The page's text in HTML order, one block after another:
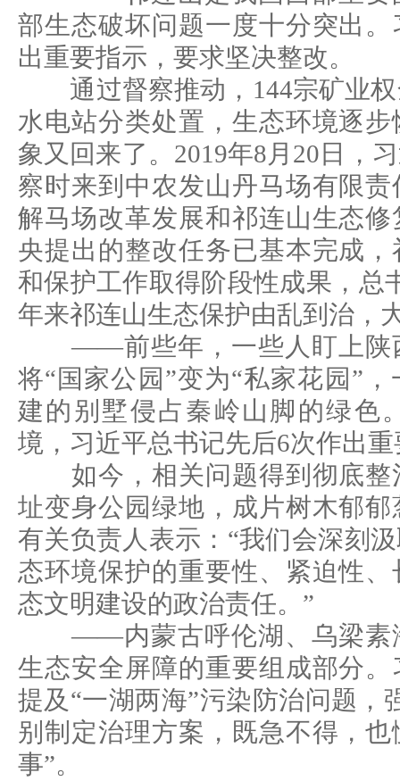
部生态破坏问题一度十分突出
出重要指示，要求坚决整改。
通过督察推动，144宗矿业权
水电站分类处置，生态环境逐
象又回来了。2019年8月20日，
察时来到中农发山丹马场有限
解马场改革发展和祁连山生态
央提出的整改任务已基本完成
和保护工作取得阶段性成果，总
年来祁连山生态保护由乱到治，
——前些年，一些人盯上陕
将“国家公园”变为“私家花园”
建的别墅侵占秦岭山脚的绿色
境，习近平总书记先后6次作出
如今，相关问题得到彻底整
址变身公园绿地，成片树木郁
有关负责人表示：“我们会深刻
态环境保护的重要性、紧迫性
态文明建设的政治责任。”
——内蒙古呼伦湖、乌梁素
生态安全屏障的重要组成部分
提及“一湖两海”污染防治问题，
别制定治理方案，既急不得，
事”。